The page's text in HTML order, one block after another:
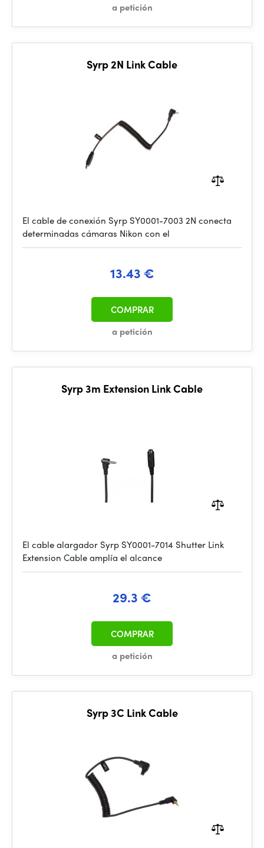
a petición
Syrp 2N Link Cable
El cable de conexión Syrp SY0001-7003 2N conecta
determinadas cámaras Nikon con el
13.43 €
a petición
COMPRAR
Syrp 3m Extension Link Cable
El cable alargador Syrp SY0001-7014 Shutter Link
Extension Cable amplía el alcance
29.3 €
a petición
COMPRAR
Syrp 3C Link Cable